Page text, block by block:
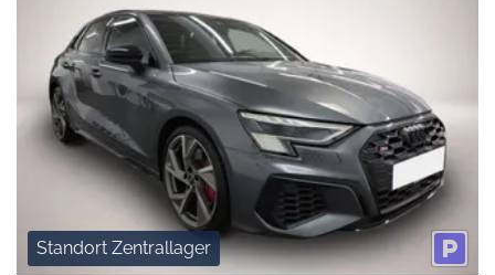
Standort Zentrallager